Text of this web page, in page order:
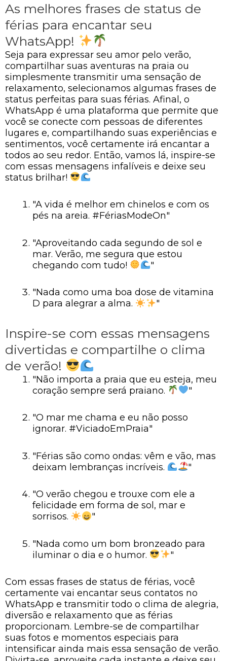
As melhores frases de status de
férias para encantar seu
WhatsApp!
Seja para expressar seu amor pelo verão,
compartilhar suas aventuras na praia ou
simplesmente transmitir uma sensação de
relaxamento, selecionamos algumas frases de
status perfeitas para suas férias. Afinal, o
WhatsApp é uma plataforma que permite que
você se conecte com pessoas de diferentes
lugares e, compartilhando suas experiências e
sentimentos, você certamente irá encantar a
todos ao seu redor. Então, vamos lá, inspire-se
com essas mensagens infalíveis e deixe seu
status brilhar!
"A vida é melhor em chinelos e com os
pés na areia. #FériasModeOn"
"Aproveitando cada segundo de sol e
mar. Verão, me segura que estou
chegando com tudo!
"
"Nada como uma boa dose de vitamina
D para alegrar a alma.
"
Inspire-se com essas mensagens
divertidas e compartilhe o clima
de verão!
"Não importa a praia que eu esteja, meu
coração sempre será praiano.
"
"O mar me chama e eu não posso
ignorar. #ViciadoEmPraia"
"Férias são como ondas: vêm e vão, mas
deixam lembranças incríveis.
"
"O verão chegou e trouxe com ele a
felicidade em forma de sol, mar e
sorrisos.
"
"Nada como um bom bronzeado para
iluminar o dia e o humor.
"
Com essas frases de status de férias, você
certamente vai encantar seus contatos no
WhatsApp e transmitir todo o clima de alegria,
diversão e relaxamento que as férias
proporcionam. Lembre-se de compartilhar
suas fotos e momentos especiais para
intensificar ainda mais essa sensação de verão.